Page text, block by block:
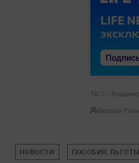
ТАСС /
Варвара
НОВОСТИ ПОСОБИЯ,